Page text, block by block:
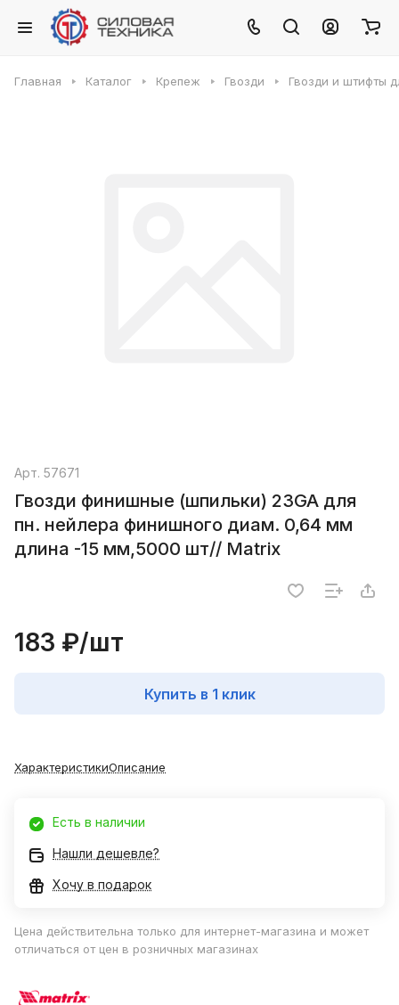
Главная Каталог Крепеж Гвозди Гвозди и штифты
Арт. 57671
Гвозди финишные (шпильки) 23GA для
пн. нейлера финишного диам. 0,64 мм
длина -15 мм,5000 шт// Matrix
183 ₽/шт
Купить в 1 клик
ХарактеристикиОписание
Есть в наличии
Нашли дешевле?
Хочу в подарок
Цена действительна только для интернет-магазина и может
отличаться от цен в розничных магазинах